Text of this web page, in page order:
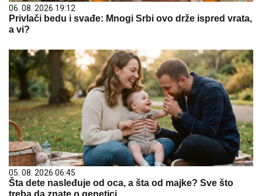
06. 08. 2026 19:12
Privlači bedu i svađe: Mnogi Srbi ovo drže ispred vrata,
a vi?
05. 08. 2026 06:45
Šta dete nasleđuje od oca, a šta od majke? Sve što
treba da znate o genetici